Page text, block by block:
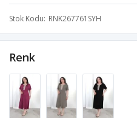
Stok Kodu RNK267761SYH
Renk